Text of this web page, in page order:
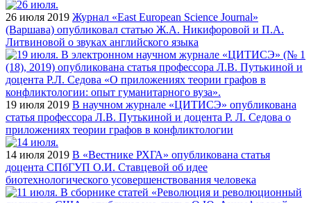
26 июля 2019 Журнал «East European Science Journal»
(Варшава) опубликовал статью Ж.А. Никифоровой и П.А.
Литвиновой о звуках английского языка
19 июля 2019 В научном журнале «ЦИТИСЭ» опубликована
статья профессора Л.В. Путькиной и доцента Р. Л. Седова о
приложениях теории графов в конфликтологии
14 июля 2019 В «Вестнике РХГА» опубликована статья
доцента СПбГУП О.И. Ставцевой об идее
биотехнологического усовершенствования человека